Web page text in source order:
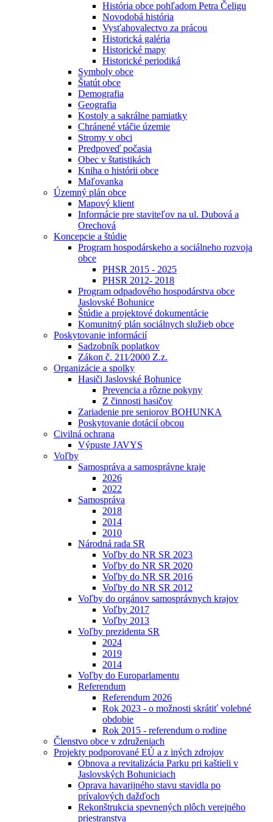
História obce pohľadom Petra Čeligu
Novodobá história
Vysťahovalectvo za prácou
Historická galéria
Historické mapy
Historické periodiká
Symboly obce
Štatút obce
Demografia
Geografia
Kostoly a sakrálne pamiatky
Chránené vtáčie územie
Stromy v obci
Predpoveď počasia
Obec v štatistikách
Kniha o histórii obce
Maľovanka
Územný plán obce
Mapový klient
Informácie pre staviteľov na ul. Dubová a
Orechová
Koncepcie a štúdie
Program hospodárskeho a sociálneho rozvoja
obce
PHSR 2015 - 2025
PHSR 2012- 2018
Program odpadového hospodárstva obce
Jaslovské Bohunice
Štúdie a projektové dokumentácie
Komunitný plán sociálnych služieb obce
Poskytovanie informácií
Sadzobník poplatkov
Zákon č. 211⁄2000 Z.z.
Organizácie a spolky
Hasiči Jaslovské Bohunice
Prevencia a rôzne pokyny
Z činnosti hasičov
Zariadenie pre seniorov BOHUNKA
Poskytovanie dotácií obcou
Civilná ochrana
Výpuste JAVYS
Voľby
Samospráva a samosprávne kraje
2026
2022
Samospráva
2018
2014
2010
Národná rada SR
Voľby do NR SR 2023
Voľby do NR SR 2020
Voľby do NR SR 2016
Voľby do NR SR 2012
Voľby do orgánov samosprávnych krajov
Voľby 2017
Voľby 2013
Voľby prezidenta SR
2024
2019
2014
Voľby do Europarlamentu
Referendum
Referendum 2026
Rok 2023 - o možnosti skrátiť volebné
obdobie
Rok 2015 - referendum o rodine
Členstvo obce v združeniach
Projekty podporované EÚ a z iných zdrojov
Obnova a revitalizácia Parku pri kaštieli v
Jaslovských Bohuniciach
Oprava havarijného stavu stavidla po
prívalových dažďoch
Rekonštrukcia spevnených plôch verejného
priestranstva